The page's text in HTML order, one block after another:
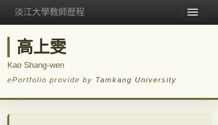
Toggle
淡江大學教師歷程
高上雯
Kao Shang-wen
ePortfolio provide by Tamkang University